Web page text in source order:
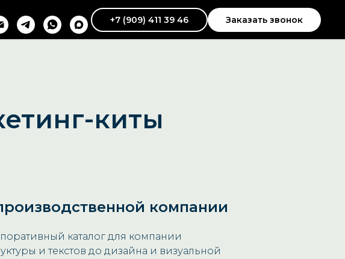
+7 (909) 411 39 46 Заказать звонок
киты
компании
каталог для компании
и текстов до дизайна и визуальной